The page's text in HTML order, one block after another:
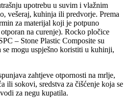
upotrebu u suvim i vlažnim
vešeraj, kuhinja ili predvorje. Prema
za materijal koji je potpuno
na curenje). Rocko pločice
– Stone Plastic Composite su
se mogu uspješno koristiti u kuhinji,
zahtjeve otpornosti na mrlje,
ili sokovi, sredstva za čišćenje koja se
za negu kupatila.